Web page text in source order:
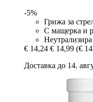
-5%
Грижа за
С мащерка и
€ 14,24 € 14,99 (€
Доставка до 14.